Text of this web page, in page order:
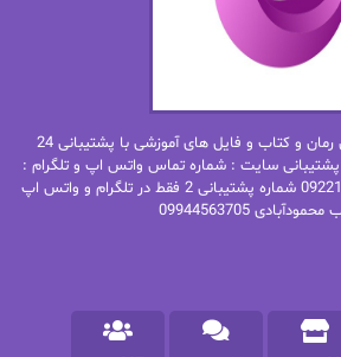
بهاره شیرازی
بهاره.م
بیتا فرخی
پرتو فرهمند
پرستو اسحقی
پرهام رسولی
سایت اخودان مرجع کامل رمان و کتاب و فایل های آموزشی با پشتیبانی 24
پشتیبانی سایت : شماره تماس واتس اپ و تلگرام :
عباس علی میرزائی 09221706572 شماره پشتیبانی 2 فقط در تلگرام و واتس اپ
09944563705